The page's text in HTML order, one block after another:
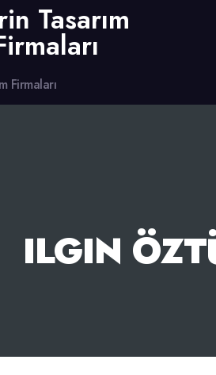
Tasarım
Firmaları
ILGIN